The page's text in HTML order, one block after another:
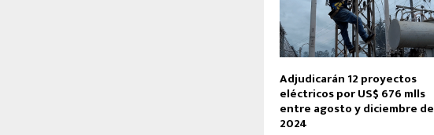
Adjudicarán 12 proyectos
eléctricos por US$ 676 mlls
entre agosto y diciembre de
2024